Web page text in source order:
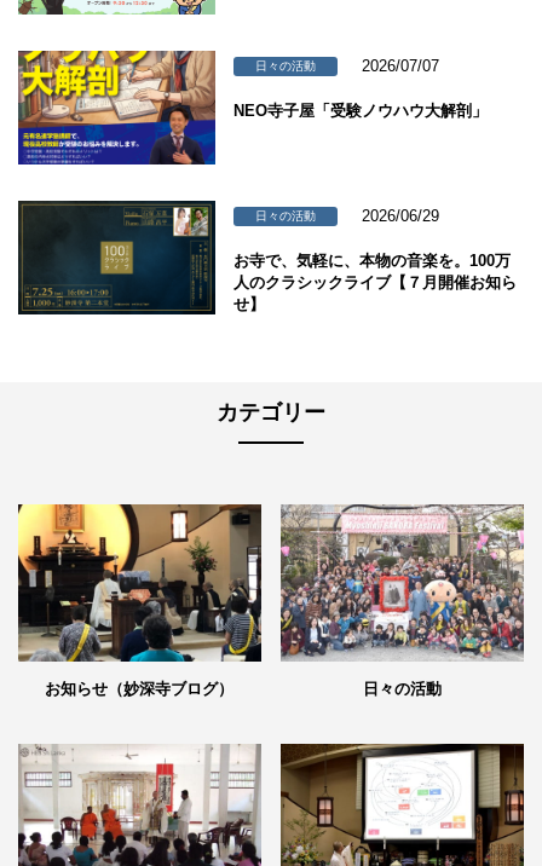
日々の活動 2026/07/07
NEO寺子屋「受験ノウハウ大解剖」
日々の活動 2026/06/29
お寺で、気軽に、本物の音楽を。100万
人のクラシックライブ【７月開催お知ら
せ】
カテゴリー
お知らせ（妙深寺ブログ） 日々の活動